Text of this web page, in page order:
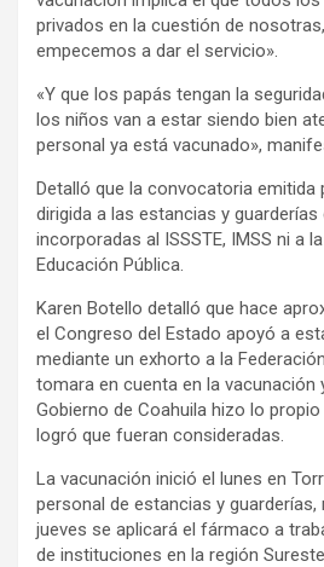
privados en la cuestión de
empecemos a dar el servicio».
«Y que los papás tengan la
los niños van a estar siendo bien
personal ya está vacunado»,
Detalló que la convocatoria emitida
dirigida a las estancias y guarderías
incorporadas al ISSSTE, IMSS ni a
Educación Pública.
Karen Botello detalló que hace
el Congreso del Estado apoyó a
mediante un exhorto a la
tomara en cuenta en la vacunación
Gobierno de Coahuila hizo lo
logró que fueran consideradas.
La vacunación inició el lunes en
personal de estancias y
jueves se aplicará el fármaco a
de instituciones en la región